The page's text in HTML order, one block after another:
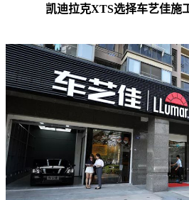
凯迪拉克XTS选择车艺佳施